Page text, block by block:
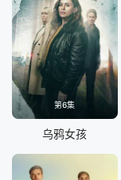
第6集
乌鸦女孩